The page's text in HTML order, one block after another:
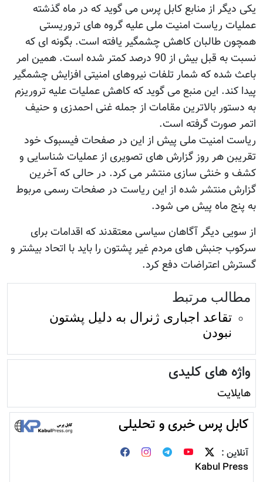
یکی دیگر از منابع کابل پرس می گوید که در ماه گذشته
عملیات ریاست امنیت ملی علیه گروه های تروریستی
همچون طالبان کاهش چشمگیر یافته است. بگونه ای که
نسبت به قبل بیش از 90 درصد کمتر شده است. همین امر
باعث شده که شمار تلفات نیروهای امنیتی افزایش چشمگیر
پیدا کند. این منبع می گوید که کاهش عملیات علیه تروریزم
به دستور بالاترین مقامات از جمله غنی احمدزی و حنیف
اتمر صورت گرفته است.
ریاست امنیت ملی پیش از این در صفحات فیسبوک خود
تقریبن هر روز گزارش های تصویری از عملیات شناسایی و
کشف و خنثی سازی منتشر می کرد. در حالی که آخرین
گزارش منتشر شده از این ریاست در صفحات رسمی مربوط
به پنج ماه پیش می شود.
از سویی دیگر آگاهان سیاسی معتقدند که اقدامات برای
سرکوب جنبش های مردم غیر پشتون را باید با اتحاد بیشتر و
گسترش اعتراضات دفع کرد.
مطالب مرتبط
تقاعد اجباری ژنرال به دلیل پشتون
نبودن
واژه های کلیدی
هایلایت
کابل پرس خبری و تحلیلی
آنلاین :
Kabul Press